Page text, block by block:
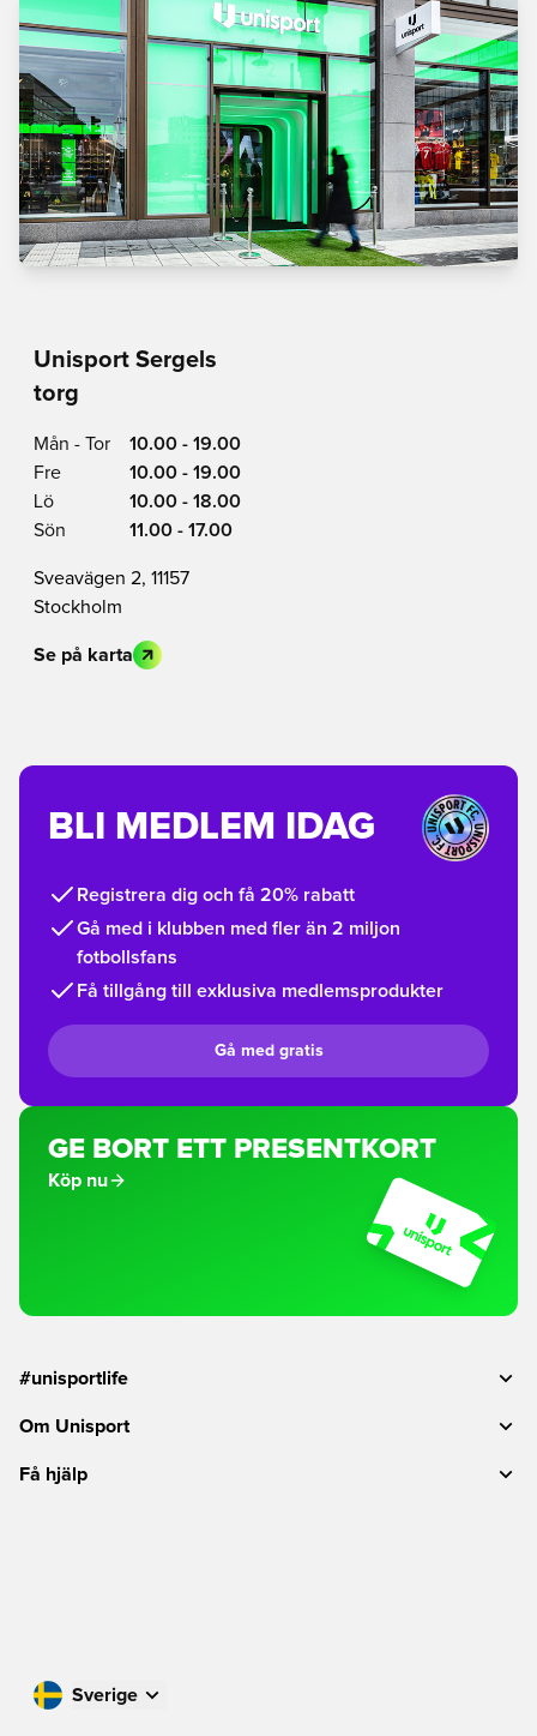
Unisport Sergels
torg
Mån - Tor
10.00 - 19.00
Fre
10.00 - 19.00
Lö
10.00 - 18.00
Sön
11.00 - 17.00
Sveavägen 2, 11157
Stockholm
Se på karta
BLI MEDLEM IDAG
Registrera dig och få 20% rabatt
Gå med i klubben med fler än 2 miljon
fotbollsfans
Få tillgång till exklusiva medlemsprodukter
Gå med gratis
GE BORT ETT PRESENTKORT
Köp nu
#unisportlife
Om Unisport
Få hjälp
Sverige